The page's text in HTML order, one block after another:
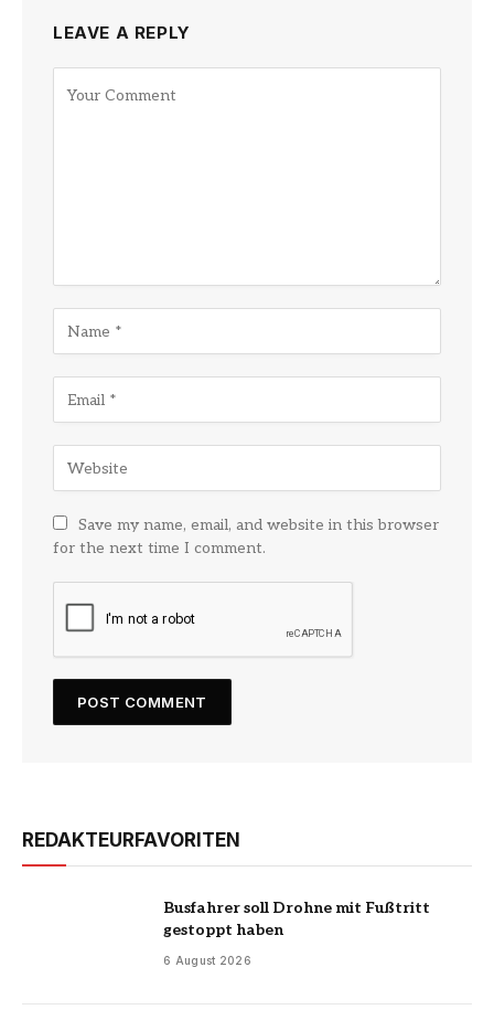
LEAVE A REPLY
Save my name, email, and website in this browser
for the next time I comment.
REDAKTEURFAVORITEN
Busfahrer soll Drohne mit Fußtritt
gestoppt haben
6 August 2026